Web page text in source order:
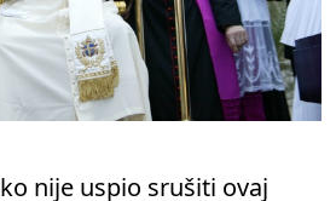
nije uspio srušiti ovaj